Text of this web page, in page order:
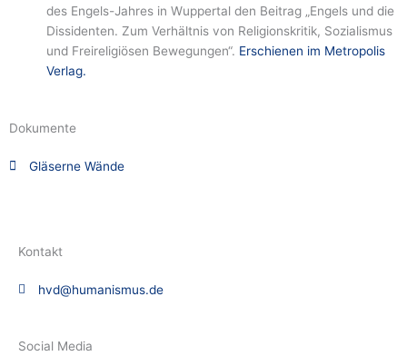
Dokumente
Gläserne Wände
des Engels-Jahres in Wuppertal den Beitrag „Engels und die
Dissidenten. Zum Verhältnis von Religionskritik, Sozialismus
und Freireligiösen Bewegungen“. Erschienen im Metropolis
Verlag.
Kontakt
hvd@humanismus.de
Social Media